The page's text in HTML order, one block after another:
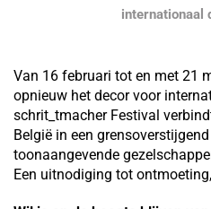
internationaal
Van 16 februari tot en met 21
opnieuw het decor voor
schrit_tmacher Festival
België in een
toonaangevende
Een uitnodiging tot